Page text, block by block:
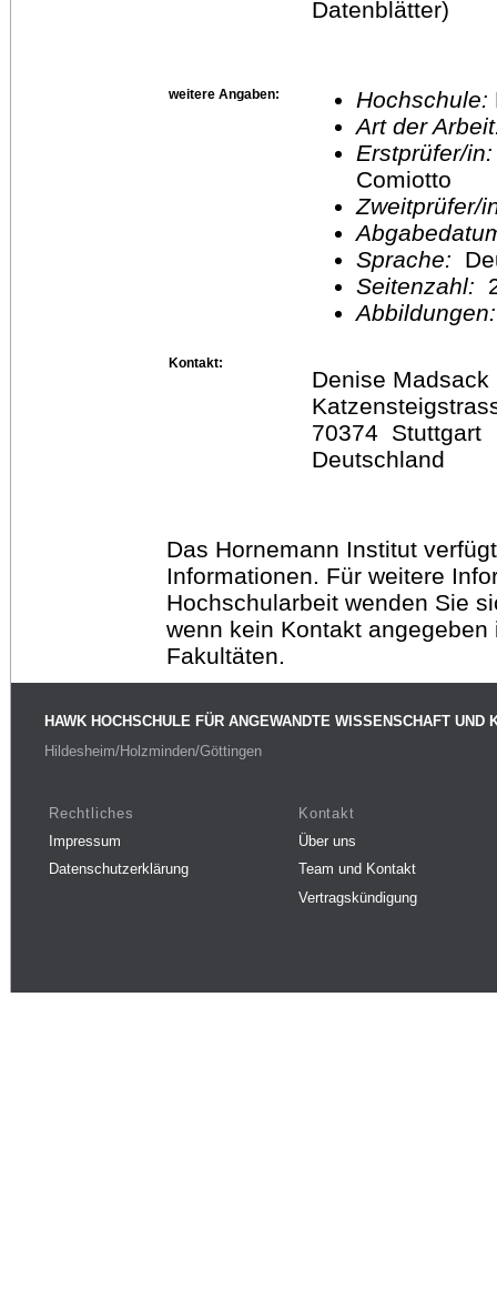
Datenblätter)
weitere Angaben: Hochschule:
Art der
Erstprüfer/
Comiotto
Sprache:
Seitenzahl:
Kontakt:
Denise Madsack
70374 Stuttgart
Deutschland
Das Hornemann Institut
Informationen. Für weitere
Hochschularbeit wenden Sie
wenn kein Kontakt
Fakultäten.
HAWK HOCHSCHULE FÜR ANGEWANDTE WISSENSCHAFT UND
Hildesheim/Holzminden/Göttingen
Rechtliches
Impressum
Datenschutzerklärung
Kontakt
Über uns
Team und Kontakt
Vertragskündigung